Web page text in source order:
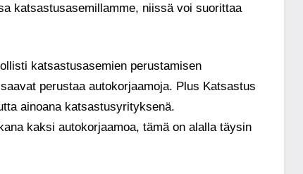
katsastusasemillamme, niissä voi suorittaa
katsastusasemien perustamisen
perustaa autokorjaamoja. Plus Katsastus
ainoana katsastusyrityksenä.
kaksi autokorjaamoa, tämä on alalla täysin